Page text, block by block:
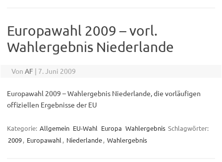
Europawahl 2009 – vorl.
Wahlergebnis Niederlande
Von AF | 7. Juni 2009
Europawahl 2009 – Wahlergebnis Niederlande, die vorläufigen
offiziellen Ergebnisse der EU
Kategorie: Allgemein EU-Wahl Europa Wahlergebnis Schlagwörter:
2009, Europawahl , Niederlande, Wahlergebnis